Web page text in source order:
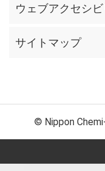
ウェブアクセシビ
サイトマップ
© Nippon